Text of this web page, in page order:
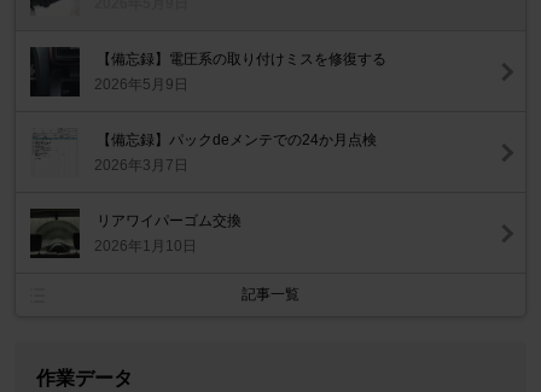
【備忘録】電圧系の取り付けミスを修復する
2026年5月9日
【備忘録】パックdeメンテでの24か月点検
2026年3月7日
リアワイパーゴム交換
2026年1月10日
記事一覧
作業データ